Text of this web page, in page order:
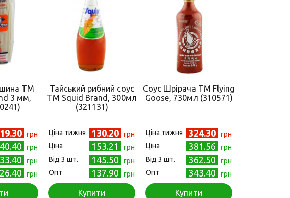
ТМ
3 мм,
грн
грн
грн
грн
Тайський рибний соус
ТМ Squid Brand, 300мл
(321131)
Ціна тижня 130.20 грн
Ціна
153.21
грн
Від 3 шт.
145.50
грн
Опт
137.90 грн
Купити
Соус Шрірача ТМ Flying
Goose, 730мл (310571)
Ціна тижня 324.30 грн
Ціна
381.56
грн
Від 3 шт.
362.50
грн
Опт
343.40 грн
Купити